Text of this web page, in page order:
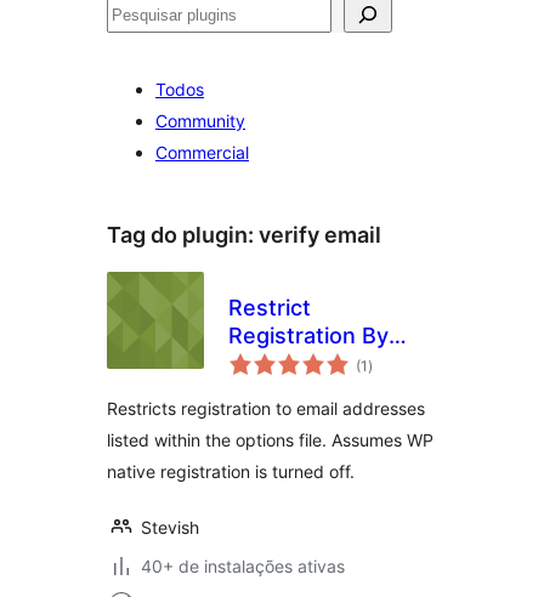
Pesquisar
Todos
Community
Commercial
Tag do plugin: verify email
Restrict
Registration By
Email for WP-
(1 total
de
)
Restricts registration to email addresses
listed within the options file. Assumes WP
native registration is turned off.
Stevish
40+ de instalações ativas